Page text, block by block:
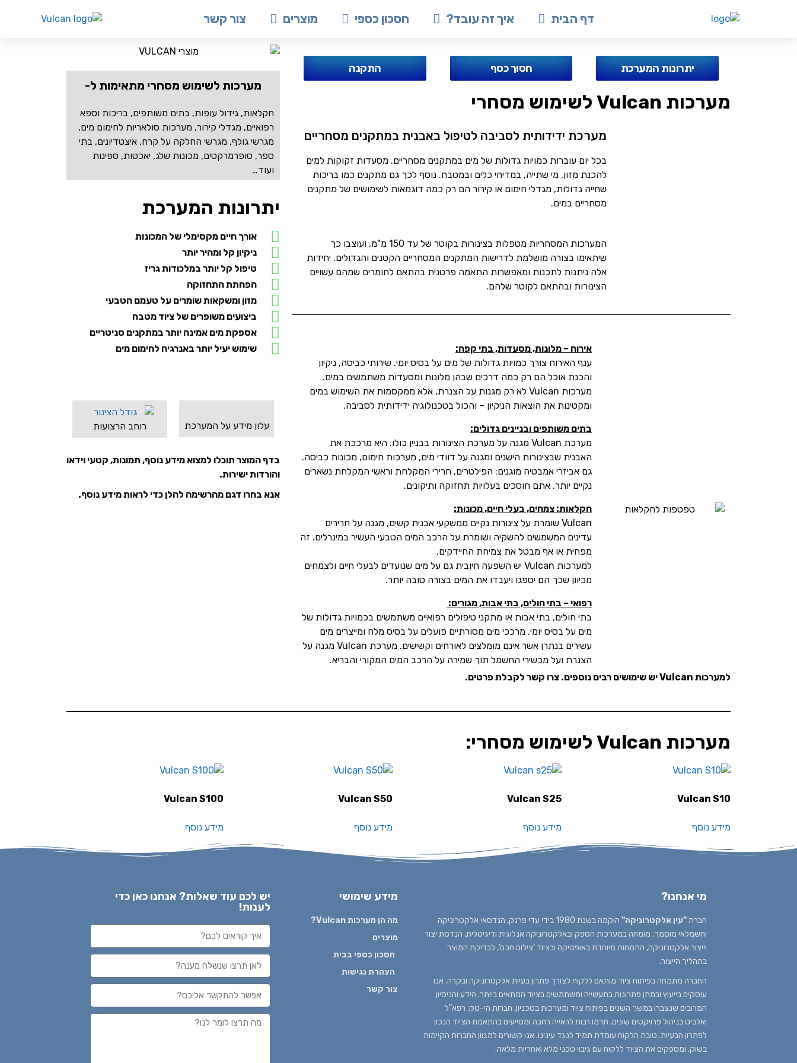
דף הבית איך זה עובד? חסכון כספי מוצרים צור קשר
יתרונות המערכת חסוך כסף התקנה
מערכות Vulcan לשימוש מסחרי
מערכת ידידותית לסביבה לטיפול באבנית במתקנים מסחריים
בכל יום עוברות כמויות גדולות של מים במתקנים מסחריים. מסעדות זקוקות למים
להכנת מזון, מי שתייה, במדיחי כלים ובמטבח. נוסף לכך גם מתקנים כמו בריכות
שחייה גדולות, מגדלי חימום או קירור הם רק כמה דוגמאות לשימושים של מתקנים
מסחריים במים.
המערכות המסחריות מטפלות בצינורות בקוטר של עד 150 מ"מ, ועוצבו כך
שיתאימו בצורה מושלמת לדרישות המתקנים המסחריים הקטנים והגדולים. יחידות
אלה ניתנות לתכנות ומאפשרות התאמה פרטנית בהתאם לחומרים שמהם עשויים
הצינורות ובהתאם לקוטר שלהם.
אירוח – מלונות, מסעדות, בתי קפה:
ענף האירוח צורך כמויות גדולות של מים על בסיס יומי. שירותי כביסה, ניקיון
והכנת אוכל הם רק כמה דרכים שבהן מלונות ומסעדות משתמשים במים.
מערכות Vulcan לא רק מגנות על הצנרת, אלא ממקסמות את השימוש במים
ומקטינות את הוצאות הניקיון – והכול בטכנולוגיה ידידותית לסביבה.
בתים משותפים ובניינים גדולים:
מערכת Vulcan מגנה על מערכת הצינורות בבניין כולו. היא מרככת את
האבנית שבצינורות הישנים ומגנה על דוודי מים, מערכות חימום, מכונות כביסה.
גם אביזרי אמבטיה מוגנים: הפילטרים, חרירי המקלחת וראשי המקלחת נשארים
נקיים יותר. אתם חוסכים בעלויות תחזוקה ותיקונים.
חקלאות: צמחים, בעלי חיים, מכונות:
Vulcan שומרת על צינורות נקיים ממשקעי אבנית קשים, מגנה על חרירים
עדינים המשמשים להשקיה ושומרת על הרכב המים הטבעי העשיר במינרלים. זה
מפחית או אף מבטל את צמיחת החיידקים.
למערכות Vulcan יש השפעה חיובית גם על מים שנועדים לבעלי חיים ולצמחים
מכיוון שכך הם יספגו ויעבדו את המים בצורה טובה יותר.
רפואי – בתי חולים, בתי אבות, מגורים:
בתי חולים, בתי אבות או מתקני טיפולים רפואיים משתמשים בכמויות גדולות של
מים על בסיס יומי. מרככי מים מסורתיים פועלים על בסיס מלח ומייצרים מים
עשירים בנתרן אשר אינם מומלצים לאורחים וקשישים. מערכת Vulcan מגנה על
הצנרת ועל מכשירי החשמל תוך שמירה על הרכב המים המקורי והבריא.
למערכות Vulcan יש שימושים רבים נוספים. צרו קשר לקבלת פרטים.
מערכות לשימוש מסחרי מתאימות ל-
חקלאות, גידול עופות, בתים משותפים, בריכות וספא
רפואיים, מגדלי קירור, מערכות סולאריות לחימום מים,
מגרשי גולף, מגרשי החלקה על קרח, איצטדיונים, בתי
ספר, סופרמרקטים, מכונות שלג, יאכטות, ספינות
ועוד…
יתרונות המערכת
אורך חיים מקסימלי של המכונות
ניקיון קל ומהיר יותר
טיפול קל יותר במלכודות גריז
הפחתת התחזוקה
מזון ומשקאות שומרים על טעמם הטבעי
ביצועים משופרים של ציוד מטבח
אספקת מים אמינה יותר במתקנים סניטריים
שימוש יעיל יותר באנרגיה לחימום מים
עלון מידע על המערכת רוחב הרצועות
בדף המוצר תוכלו למצוא מידע נוסף, תמונות, קטעי וידאו
והורדות ישירות.
אנא בחרו דגם מהרשימה להלן כדי לראות מידע נוסף.
מערכות Vulcan לשימוש מסחרי:
Vulcan S10
מידע נוסף
Vulcan S25
מידע נוסף
Vulcan S50
מידע נוסף
Vulcan S100
מידע נוסף
מי אנחנו?
חברת"עין אלקטרוניקה"
הוקמה בשנת 1980 בידי עדי פרנק, הנדסאי אלקטרוניקה
וחשמלאי מוסמך; מומחה במערכות הספק ובאלקטרוניקה אנלוגית ודיגיטלית, הנדסת יצור
וייצור אלקטרוניקה, התמחות מיוחדת באופטיקה ובציוד ‘צילום חכם’, לבדיקת המוצר
בתהליך הייצור.
החברה מתמחה בפיתוח ציוד מותאם ללקוח לצורך פתרון בעיות אלקטרוניקה ובקרה. אנו
עוסקים בייעוץ ובמתן פתרונות בתעשייה ומשתמשים בציוד המתאים ביותר. הידע והניסיון
המרובים שנצברו במשך השנים בפיתוח ציוד ומערכות בטכניון, חברות הי-טק: רפא”ל
ואלביט בניהול פרויקטים שונים, תרמו רבות לראייה רחבה ומסייעים בהתאמת הציוד הנכון
לפתרון הבעיות. טובת הלקוח עומדת תמיד לנגד עינינו. אנו קשורים למגוון החברות הקיימות
בשוק, ומספקים את הציוד ללקוח עם גיבוי טכני מלא ואחריות מלאה.
מידע שימושי
מה הן מערכות Vulcan?
מוצרים
חסכון כספי בבית
הצהרת נגישות
צור קשר
יש לכם עוד שאלות? אנחנו כאן כדי
לענות!